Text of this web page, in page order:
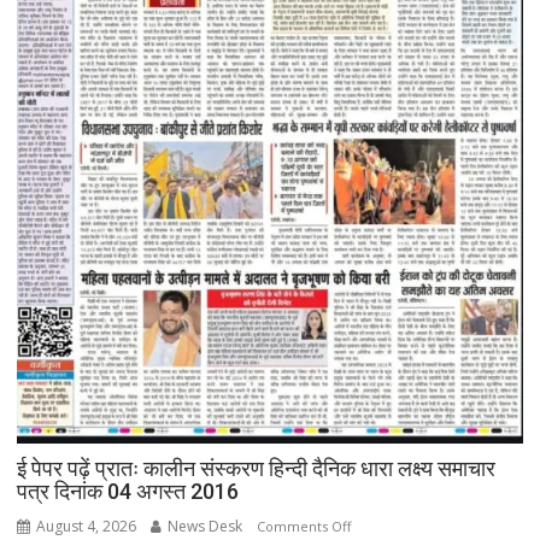
ई पेपर पढ़ें प्रातः कालीन संस्करण हिन्दी दैनिक धारा लक्ष्य समाचार
पत्र दिनांक 04 अगस्त 2016
August 4, 2026 News Desk Comments Offon